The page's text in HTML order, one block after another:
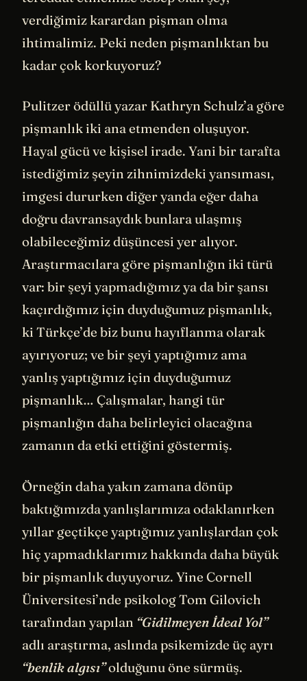
verdiğimiz karardan pişman olma
ihtimalimiz. Peki neden pişmanlıktan bu
kadar çok korkuyoruz?
Pulitzer ödüllü yazar Kathryn Schulz’a göre
pişmanlık iki ana etmenden oluşuyor.
Hayal gücü ve kişisel irade. Yani bir tarafta
istediğimiz şeyin zihnimizdeki yansıması,
imgesi dururken diğer yanda eğer daha
doğru davransaydık bunlara ulaşmış
olabileceğimiz düşüncesi yer alıyor.
Araştırmacılara göre pişmanlığın iki türü
var: bir şeyi yapmadığımız ya da bir şansı
kaçırdığımız için duyduğumuz pişmanlık,
ki Türkçe’de biz bunu hayıflanma olarak
ayırıyoruz; ve bir şeyi yaptığımız ama
yanlış yaptığımız için duyduğumuz
pişmanlık… Çalışmalar, hangi tür
pişmanlığın daha belirleyici olacağına
zamanın da etki ettiğini göstermiş.
Örneğin daha yakın zamana dönüp
baktığımızda yanlışlarımıza odaklanırken
yıllar geçtikçe yaptığımız yanlışlardan çok
hiç yapmadıklarımız hakkında daha büyük
bir pişmanlık duyuyoruz. Yine Cornell
Üniversitesi’nde psikolog Tom Gilovich
tarafından yapılan “Gidilmeyen İdeal Yol”
adlı araştırma, aslında psikemizde üç ayrı
“benlik algısı”olduğunu öne sürmüş.